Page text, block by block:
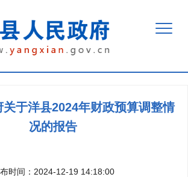
于洋县2024年财政预算调整情
况的报告
时间：2024-12-19 14:18:00